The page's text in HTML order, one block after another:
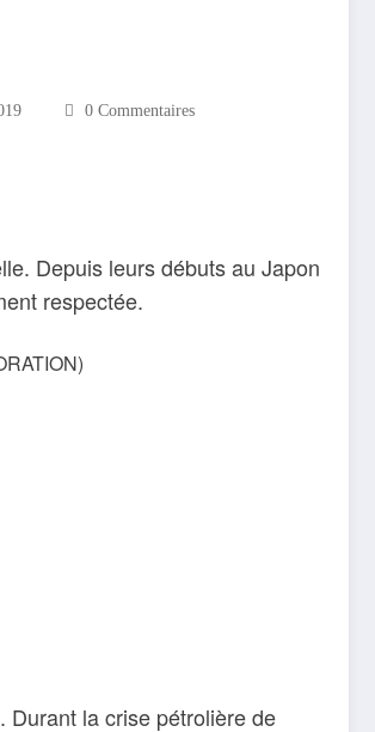
0 Commentaires
Depuis leurs débuts au Japon
respectée.
Durant la crise pétrolière de